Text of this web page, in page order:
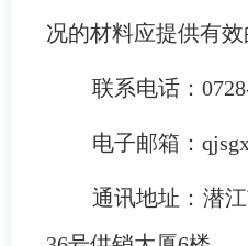
况的材料应提供有效
联系电话：
电子邮箱：
通讯地址：潜